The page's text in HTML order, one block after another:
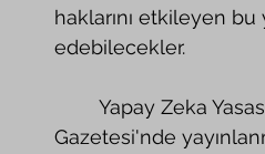
haklarını etkileyen
edebilecekler.
Gazetesi'nde